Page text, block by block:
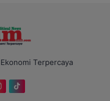
Terpercaya